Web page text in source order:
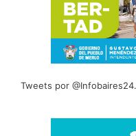
Tweets por @Infobaires24.